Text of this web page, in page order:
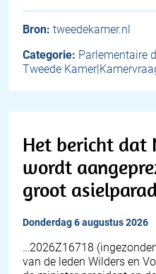
Bron: tweedekamer.nl
Categorie: Parlementaire
Tweede
Het bericht dat
wordt
groot
donderdag 6 augustus 2026
… 2026Z16718
van de leden Wilders en